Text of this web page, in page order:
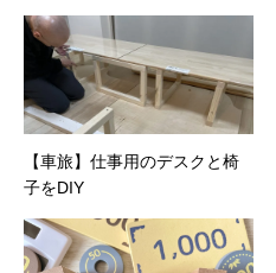
【車旅】仕事用のデスクと椅
子をDIY